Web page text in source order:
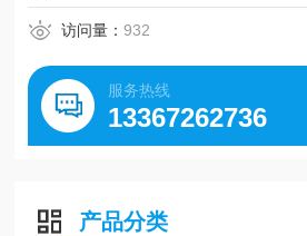
访问量：932
服务热线
13367262736
产品分类